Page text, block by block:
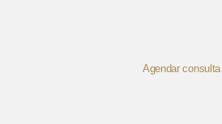
Agendar consulta